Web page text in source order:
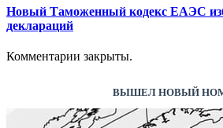
Новый Таможенный кодекс ЕАЭС
деклараций
Комментарии закрыты.
ВЫШЕЛ НОВЫЙ